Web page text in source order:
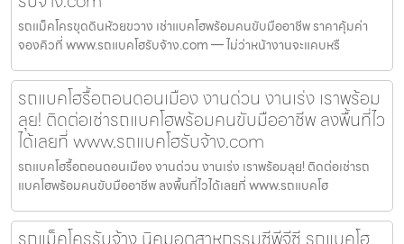
รถแม็คโครขุดดินห้วยขวาง เช่าแบคโฮพร้อมคนขับมืออาชีพ ราคาคุ้มค่า
จองคิวที่ www.รถแบคโฮรับจ้าง.com — ไม่ว่าหน้างานจะแคบหรื
รถแบคโฮรื้อถอนดอนเมือง งานด่วน งานเร่ง เราพร้อม
ลุย! ติดต่อเช่ารถแบคโฮพร้อมคนขับมืออาชีพ ลงพื้นที่ไว
ได้เลยที่ www.รถแบคโฮรับจ้าง.com
รถแบคโฮรื้อถอนดอนเมือง งานด่วน งานเร่ง เราพร้อมลุย! ติดต่อเช่ารถ
แบคโฮพร้อมคนขับมืออาชีพ ลงพื้นที่ไวได้เลยที่ www.รถแบคโฮ